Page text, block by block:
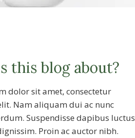
this blog about?
dolor sit amet, consectetur
Nam aliquam dui ac nunc
Suspendisse dapibus luctus
Proin ac auctor nibh.